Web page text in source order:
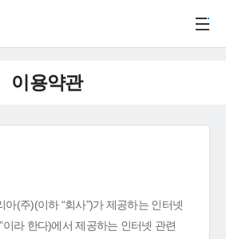
이용약관
(주)(이하 “회사”)가 제공하는 인터넷
이라 한다)에서 제공하는 인터넷 관련